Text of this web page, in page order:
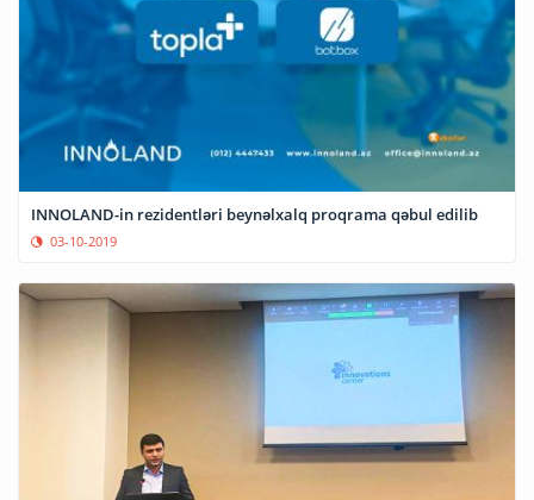
INNOLAND-in rezidentləri beynəlxalq proqrama qəbul edilib
03-10-2019